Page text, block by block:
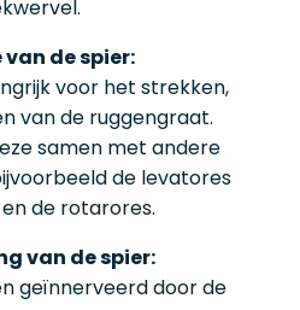
van de spier:
voor het strekken,
van de ruggengraat.
samen met andere
de levatores
de rotarores.
van de spier:
geïnnerveerd door de